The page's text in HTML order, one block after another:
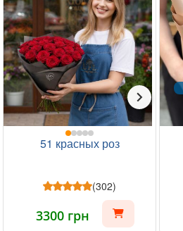
51 красных роз
(302)
3300 грн